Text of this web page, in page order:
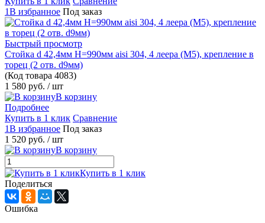
1В избранное Под заказ
Быстрый просмотр
Стойка d 42,4мм H=990мм aisi 304, 4 леера (М5), крепление в
торец (2 отв. d9мм)
(Код товара 4083)
1 580 руб. / шт
В корзину
Подробнее
Купить в 1 клик Сравнение
1В избранное Под заказ
1 520 руб. / шт
В корзину
Купить в 1 клик
Поделиться
Ошибка